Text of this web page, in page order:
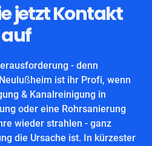
jetzt Kontakt
auf
- denn
ist ihr Profi, wenn
& Kanalreinigung in
oder eine Rohrsanierung
wieder strahlen - ganz
die Ursache ist. In kürzester